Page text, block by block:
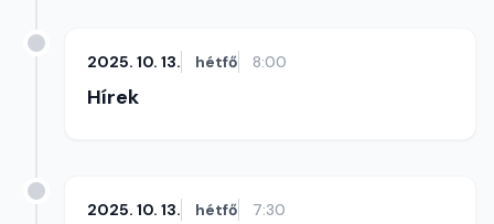
2025. 10. 13. hétfő 8:00
Hírek
2025. 10. 13. hétfő 7:30